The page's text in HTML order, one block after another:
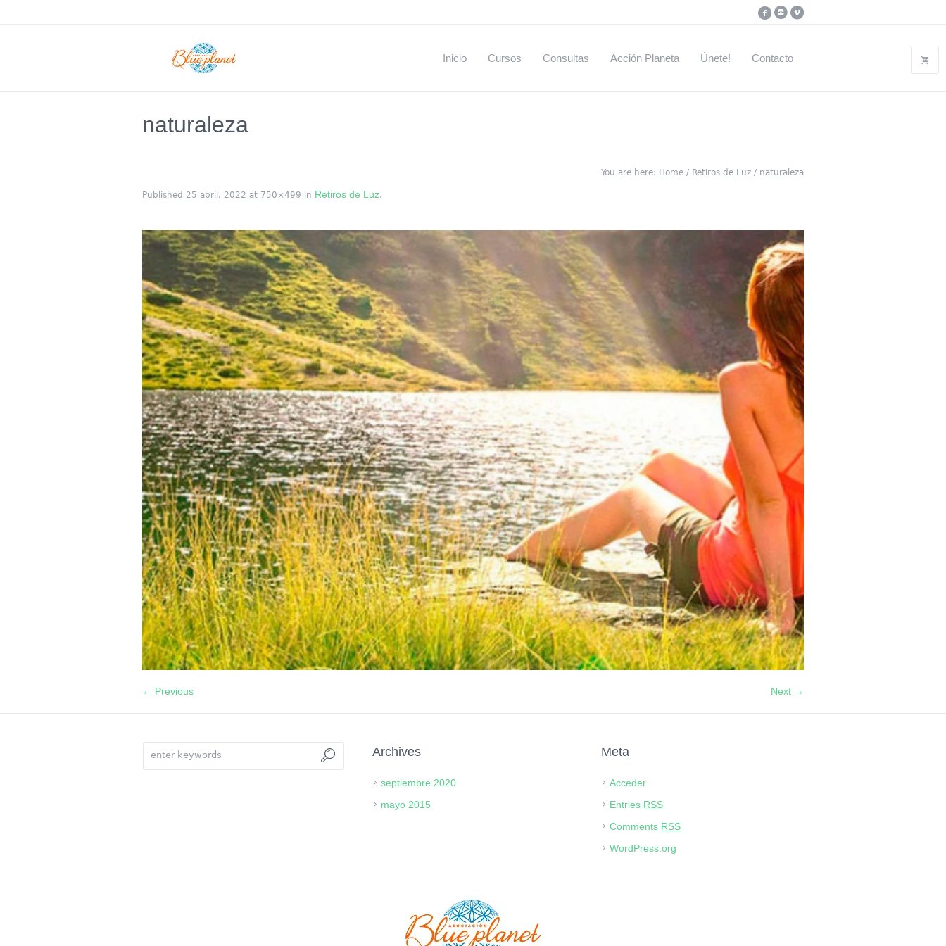
Inicio Cursos Consultas Acción Planeta Únete! Contacto
naturaleza
You are here: Home / Retiros de Luz / naturaleza
Published 25 abril, 2022 at 750×499 in Retiros de Luz.
← Previous Next →
Archives
septiembre 2020
mayo 2015
Meta
Acceder
Entries RSS
Comments RSS
WordPress.org